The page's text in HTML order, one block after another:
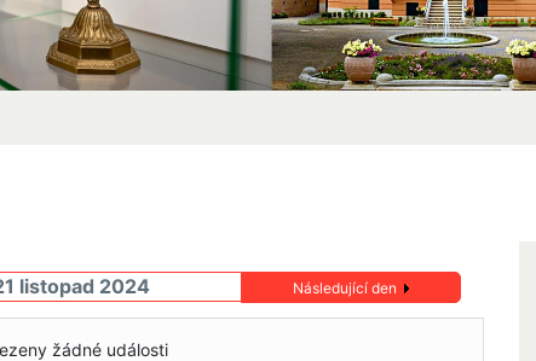
listopad 2024 Následující den
žádné události